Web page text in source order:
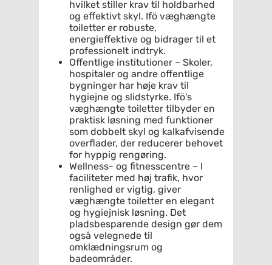
hvilket stiller krav til holdbarhed
og effektivt skyl. Ifö væghængte
toiletter er robuste,
energieffektive og bidrager til et
professionelt indtryk.
Offentlige institutioner – Skoler,
hospitaler og andre offentlige
bygninger har høje krav til
hygiejne og slidstyrke. Ifö's
væghængte toiletter tilbyder en
praktisk løsning med funktioner
som dobbelt skyl og kalkafvisende
overflader, der reducerer behovet
for hyppig rengøring.
Wellness- og fitnesscentre – I
faciliteter med høj trafik, hvor
renlighed er vigtig, giver
væghængte toiletter en elegant
og hygiejnisk løsning. Det
pladsbesparende design gør dem
også velegnede til
omklædningsrum og
badeområder.